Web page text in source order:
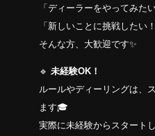
「ディーラーをやってみたい
「新しいことに挑戦したい！
そんな方、大歓迎です✨
🔹未経験OK！
ルールやディーリングは、
ます🎓
実際に未経験からスタート